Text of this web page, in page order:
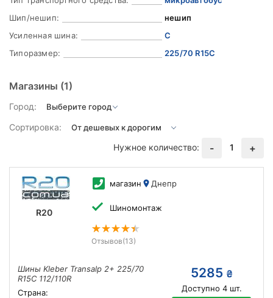
Шип/нешип:
нешип
Усиленная шина:
C
Типоразмер:
225/70 R15C
Магазины (1)
Город:
Сортировка:
Нужное количество:
- 1 +
R20
магазин Днепр
Шиномонтаж
Отзывов(13)
Шины Kleber Transalp 2+ 225/70
R15C 112/110R
Страна:
5285 ₴
Доступно 4шт.